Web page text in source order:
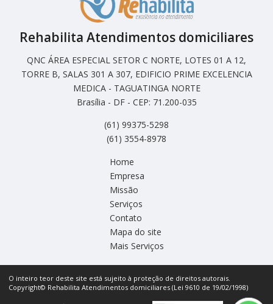
Rehabilita Atendimentos domiciliares
QNC ÁREA ESPECIAL SETOR C NORTE, LOTES 01 A 12,
TORRE B, SALAS 301 A 307, EDIFICIO PRIME EXCELENCIA
MEDICA - TAGUATINGA NORTE
Brasília - DF - CEP: 71.200-035
(61) 99375-5298
(61) 3554-8978
Home
Empresa
Missão
Serviços
Contato
Mapa do site
Mais Serviços
O inteiro teor deste site está sujeito à proteção de direitos autorais.
Copyright© Rehabilita Atendimentos domiciliares (Lei 9610 de 19/02/1998)